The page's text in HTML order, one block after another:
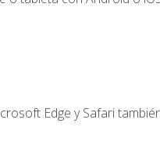
Edge y Safari